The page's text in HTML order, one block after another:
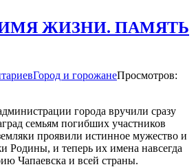
ЖИЗНИ. ПАМЯТЬ
Город и горожанеПросмотров:
города вручили сразу
семьям погибших участников
проявили истинное мужество и
Родины, и теперь их имена навсегда
Чапаевска и всей страны.